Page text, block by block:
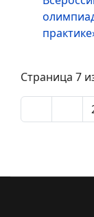
Страница 7